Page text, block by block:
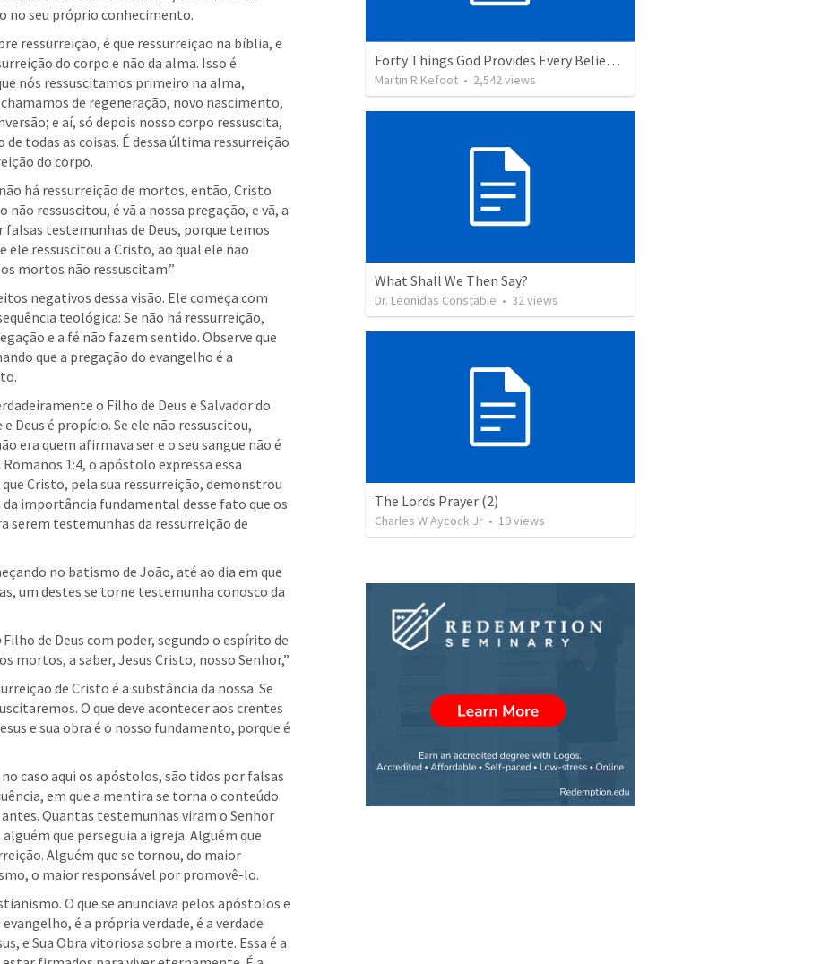
no seu próprio conhecimento.
ressurreição, é que ressurreição na bíblia, e
do corpo e não da alma. Isso é
nós ressuscitamos primeiro na alma,
de regeneração, novo nascimento,
e aí, só depois nosso corpo ressuscita,
todas as coisas. É dessa última ressurreição
do corpo.
há ressurreição de mortos, então, Cristo
não ressuscitou, é vã a nossa pregação, e vã, a
falsas testemunhas de Deus, porque temos
ele ressuscitou a Cristo, ao qual ele não
mortos não ressuscitam.”
negativos dessa visão. Ele começa com
teológica: Se não há ressurreição,
e a fé não fazem sentido. Observe que
que a pregação do evangelho é a
o Filho de Deus e Salvador do
Deus é propício. Se ele não ressuscitou,
era quem afirmava ser e o seu sangue não é
Romanos 1:4, o apóstolo expressa essa
Cristo, pela sua ressurreição, demonstrou
da importância fundamental desse fato que os
serem testemunhas da ressurreição de
no batismo de João, até ao dia em que
um destes se torne testemunha conosco da
Filho de Deus com poder, segundo o espírito de
de Cristo é a substância da nossa. Se
O que deve acontecer aos crentes
e sua obra é o nosso fundamento, porque é
caso aqui os apóstolos, são tidos por falsas
em que a mentira se torna o conteúdo
Quantas testemunhas viram o Senhor
que perseguia a igreja. Alguém que
Alguém que se tornou, do maior
o maior responsável por promovê-lo.
O que se anunciava pelos apóstolos e
é a própria verdade, é a verdade
e Sua Obra vitoriosa sobre a morte. Essa é a
Forty Things God Provides Every Believer At The Moment Of Salvation
Martin R Kefoot • 2,542views
What Shall We Then Say?
Dr. Leonidas Constable • 32views
The Lords Prayer (2)
Charles W Aycock Jr • 19views